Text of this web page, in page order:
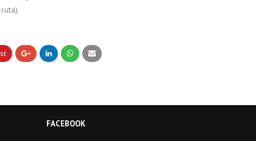
FACEBOOK